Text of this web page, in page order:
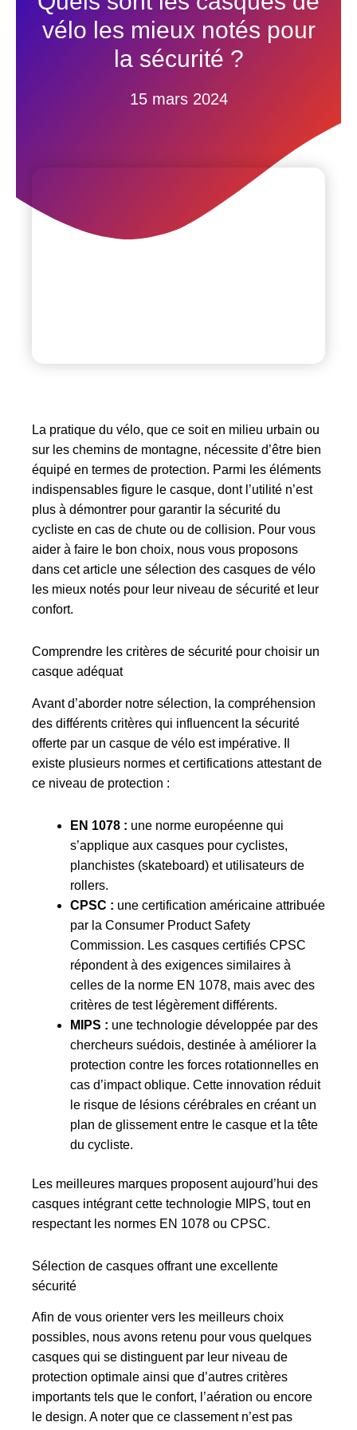
vélo les mieux notés pour
la sécurité ?
15 mars 2024
La pratique du vélo, que ce soit en milieu urbain ou
sur les chemins de montagne, nécessite d’être bien
équipé en termes de protection. Parmi les éléments
indispensables figure le casque, dont l’utilité n’est
plus à démontrer pour garantir la sécurité du
cycliste en cas de chute ou de collision. Pour vous
aider à faire le bon choix, nous vous proposons
dans cet article une sélection des casques de vélo
les mieux notés pour leur niveau de sécurité et leur
confort.
Comprendre les critères de sécurité pour choisir un
casque adéquat
Avant d’aborder notre sélection, la compréhension
des différents critères qui influencent la sécurité
offerte par un casque de vélo est impérative. Il
existe plusieurs normes et certifications attestant de
ce niveau de protection :
EN 1078 : une norme européenne qui
s’applique aux casques pour cyclistes,
planchistes (skateboard) et utilisateurs de
rollers.
CPSC : une certification américaine attribuée
par la Consumer Product Safety
Commission. Les casques certifiés CPSC
répondent à des exigences similaires à
celles de la norme EN 1078, mais avec des
critères de test légèrement différents.
MIPS : une technologie développée par des
chercheurs suédois, destinée à améliorer la
protection contre les forces rotationnelles en
cas d’impact oblique. Cette innovation réduit
le risque de lésions cérébrales en créant un
plan de glissement entre le casque et la tête
du cycliste.
Les meilleures marques proposent aujourd’hui des
casques intégrant cette technologie MIPS, tout en
respectant les normes EN 1078 ou CPSC.
Sélection de casques offrant une excellente
sécurité
Afin de vous orienter vers les meilleurs choix
possibles, nous avons retenu pour vous quelques
casques qui se distinguent par leur niveau de
protection optimale ainsi que d’autres critères
importants tels que le confort, l’aération ou encore
le design. A noter que ce classement n’est pas